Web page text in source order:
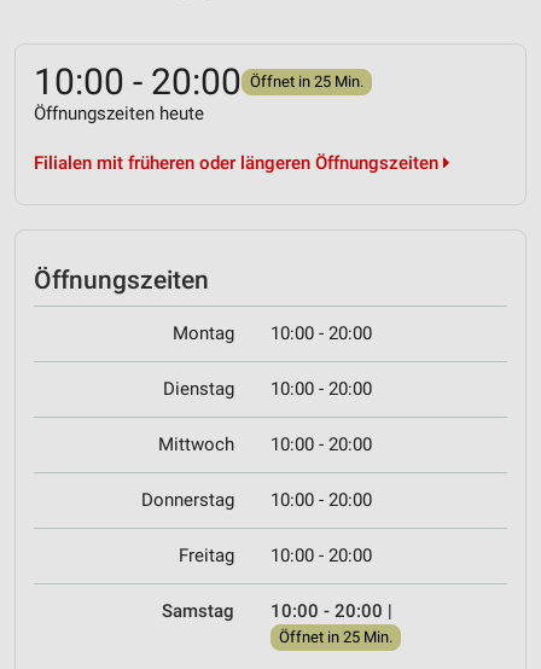
10:00 - 20:00 Öffnet in 25 Min.
Öffnungszeiten heute
Filialen mit früheren oder längeren Öffnungszeiten
Öffnungszeiten
Montag 10:00 - 20:00
Dienstag 10:00 - 20:00
Mittwoch 10:00 - 20:00
Donnerstag 10:00 - 20:00
Freitag 10:00 - 20:00
Samstag 10:00 - 20:00 |
Öffnet in 25 Min.